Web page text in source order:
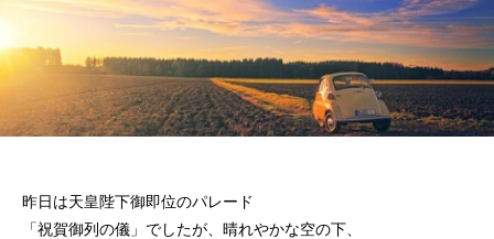
昨日は天皇陛下御即位のパレード
「祝賀御列の儀」でしたが、晴れやかな空の下、